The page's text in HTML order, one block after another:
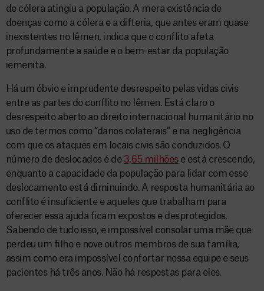
de cólera atingiu a população. A mera existência de
doenças como a cólera e a difteria, que antes eram quase
inexistentes no Iêmen, indica que o conflito afeta
profundamente a saúde e o bem-estar da população
iemenita.
Há um óbvio e imprudente desrespeito pelas vidas civis
entre as partes do conflito no Iêmen. Está claro o
desrespeito aberto ao direito internacional humanitário no
uso de termos como “danos colaterais” e na negligência
com que os ataques em locais civis são conduzidos. O
número de deslocados é de 3,65 milhõese está crescendo,
enquanto a capacidade da população para lidar com esse
deslocamento está diminuindo. A resposta humanitária ao
conflito é insuficiente e aqueles que trabalham para
oferecer essa ajuda ficam expostos e desprotegidos.
Sabendo de tudo isso, é impossível consolar uma mãe que
perdeu um filho e nove outros membros de sua família,
assim como era impossível confortar nossa equipe e seus
pacientes há três anos. Não há respostas para eles.